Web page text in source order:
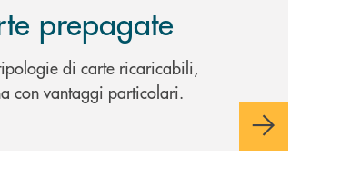
prepagate
di carte ricaricabili,
con vantaggi particolari.